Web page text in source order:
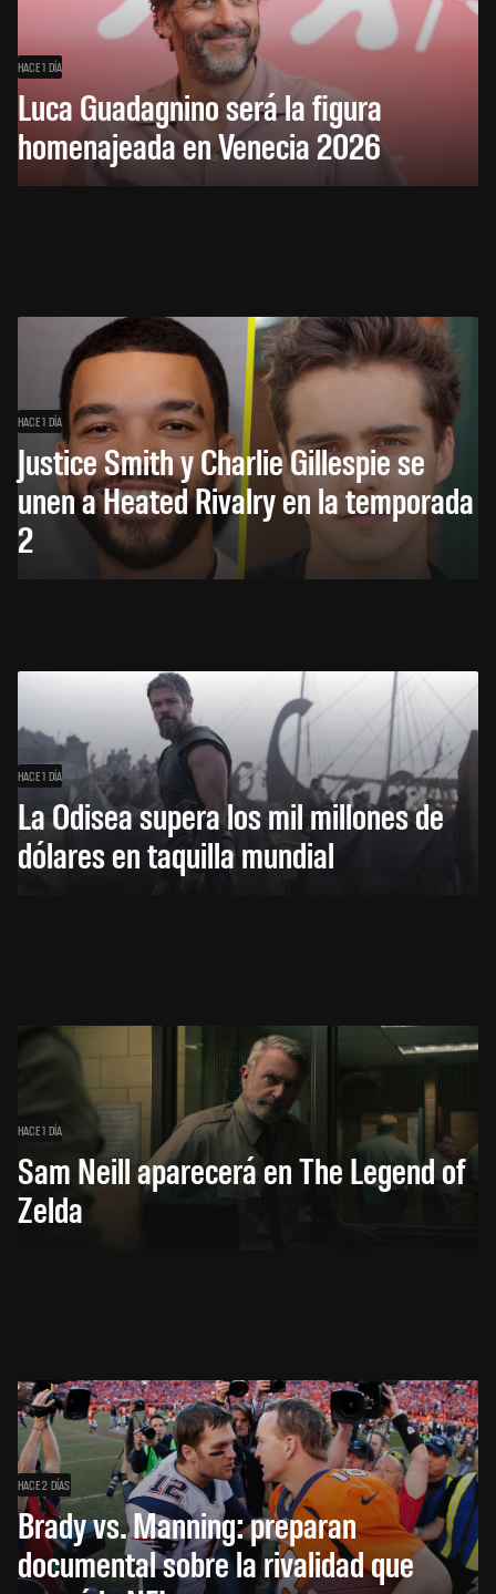
HACE 1 DÍA
Luca Guadagnino será la figura
homenajeada en Venecia 2026
HACE 1 DÍA
Justice Smith y Charlie Gillespie se
unen a Heated Rivalry en la temporada
2
HACE 1 DÍA
La Odisea supera los mil millones de
dólares en taquilla mundial
HACE 1 DÍA
Sam Neill aparecerá en The Legend of
Zelda
HACE 2 DÍAS
Brady vs. Manning: preparan
documental sobre la rivalidad que